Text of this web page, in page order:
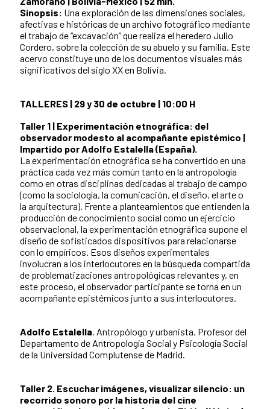
Sinopsis: Una exploración de las dimensiones sociales,
afectivas e históricas de un archivo fotográfico mediante
el trabajo de “excavación” que realiza el heredero Julio
Cordero, sobre la colección de su abuelo y su familia. Este
acervo constituye uno de los documentos visuales más
significativos del siglo XX en Bolivia.
TALLERES | 29 y 30 de octubre | 10:00 H
Taller 1 | Experimentación etnográfica: del
observador modesto al acompañante epistémico |
Impartido por Adolfo Estalella (España).
La experimentación etnográfica se ha convertido en una
práctica cada vez más común tanto en la antropología
como en otras disciplinas dedicadas al trabajo de campo
(como la sociología, la comunicación, el diseño, el arte o
la arquitectura). Frente a planteamientos que entienden la
producción de conocimiento social como un ejercicio
observacional, la experimentación etnográfica supone el
diseño de sofisticados dispositivos para relacionarse
con lo empíricos. Esos diseños experimentales
involucran a los interlocutores en la búsqueda compartida
de problematizaciones antropológicas relevantes y, en
este proceso, el observador participante se torna en un
acompañante epistémicos junto a sus interlocutores.
Adolfo Estalella. Antropólogo y urbanista. Profesor del
Departamento de Antropología Social y Psicología Social
de la Universidad Complutense de Madrid.
Taller 2. Escuchar imágenes, visualizar silencio: un
recorrido sonoro por la historia del cine